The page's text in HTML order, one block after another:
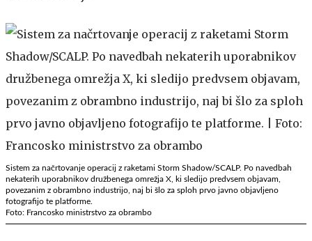
Sistem za načrtovanje operacij z raketami Storm Shadow/SCALP. Po navedbah
nekaterih uporabnikov družbenega omrežja X, ki sledijo predvsem objavam,
povezanim z obrambno industrijo, naj bi šlo za sploh prvo javno objavljeno
fotografijo te platforme.
Foto: Francosko ministrstvo za obrambo